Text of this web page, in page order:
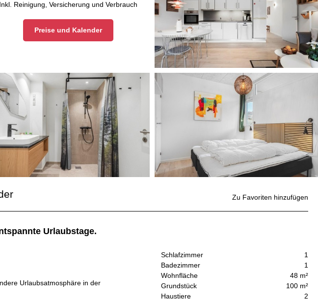
Inkl. Reinigung, Versicherung und Verbrauch
Preise und Kalender
Urlaubstage.
Schlafzimmer
1
Badezimmer
1
Wohnfläche
48 m²
Grundstück
100 m²
Haustiere
2
Zu Favoriten hinzufügen
Urlaubsatmosphäre in der